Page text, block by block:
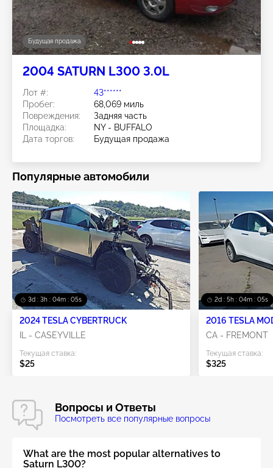
Будущая продажа
2004 SATURN L300 3.0L
Лот #:
43******
Пробег:
68,069 миль
Повреждения:
Задняя часть
Площадка:
NY - BUFFALO
Дата торгов:
Будущая продажа
Популярные автомобили
3d : 3h : 04m : 04s
2024 TESLA CYBERTRUCK
IL - CASEYVILLE
Текущая ставка:
$25
2d : 5h : 04m : 04s
2016 TESLA
CA - FREMONT
Текущая ставка:
$325
Вопросы и Ответы
Посмотреть все популярные вопросы
What are the most popular alternatives to
Saturn L300?